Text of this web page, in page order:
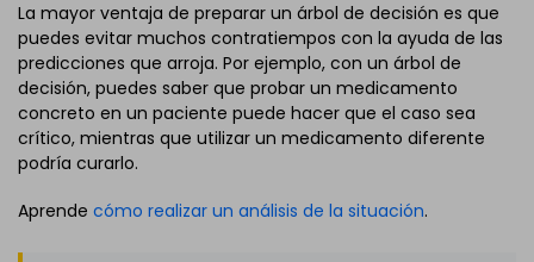
La mayor ventaja de preparar un árbol de decisión es que
puedes evitar muchos contratiempos con la ayuda de las
predicciones que arroja. Por ejemplo, con un árbol de
decisión, puedes saber que probar un medicamento
concreto en un paciente puede hacer que el caso sea
crítico, mientras que utilizar un medicamento diferente
podría curarlo.
Aprende cómo realizar un análisis de la situación.